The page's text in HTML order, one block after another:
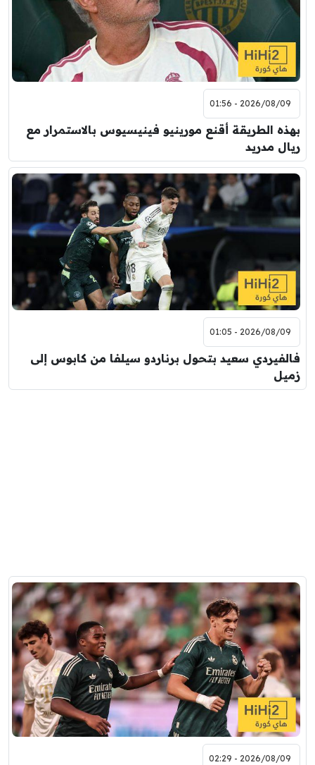
2026/08/09 - 01:56
بهذه الطريقة أقنع مورينيو فينيسيوس بالاستمرار مع
ريال مدريد
2026/08/09 - 01:05
فالفيردي سعيد بتحول برناردو سيلفا من كابوس إلى
زميل
2026/08/09 - 02:29